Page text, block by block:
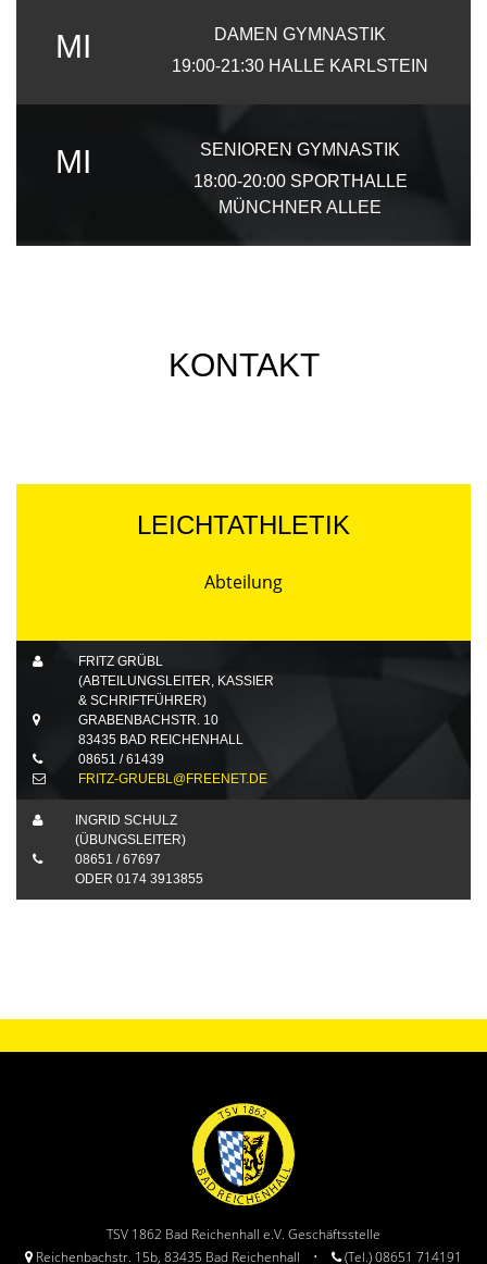
MI
DAMEN GYMNASTIK
19:00-21:30 HALLE KARLSTEIN
MI
SENIOREN GYMNASTIK
18:00-20:00 SPORTHALLE
MÜNCHNER ALLEE
KONTAKT
LEICHTATHLETIK
Abteilung
FRITZ GRÜBL
(ABTEILUNGSLEITER, KASSIER
& SCHRIFTFÜHRER)
GRABENBACHSTR. 10
83435 BAD REICHENHALL
08651 / 61439
FRITZ-GRUEBL@FREENET.DE
INGRID SCHULZ
(ÜBUNGSLEITER)
08651 / 67697
ODER 0174 3913855
TSV 1862 Bad Reichenhall e.V. Geschäftsstelle
Reichenbachstr. 15b, 83435 Bad Reichenhall •
(Tel.) 08651 714191